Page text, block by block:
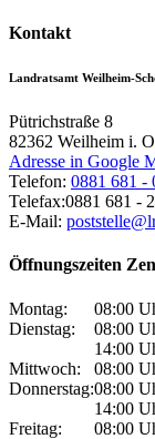
Kontakt
Landratsamt Weilheim-
Pütrichstraße 8
82362 Weilheim i.
Adresse in Google
Telefon: 0881 681 -
Telefax:0881 681 -
E-Mail:
Öffnungszeiten
Montag:
08:00
Dienstag:
08:00
14:00
Mittwoch:
08:00
Donnerstag:08:00
14:00
Freitag:
08:00